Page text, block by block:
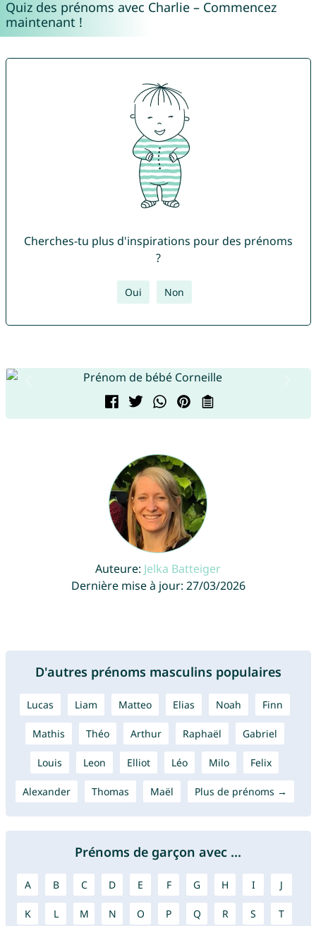
Quiz des prénoms avec Charlie – Commencez
maintenant !
Cherches-tu plus d'inspirations pour des prénoms
?
Oui Non
Auteure: Jelka Batteiger
Dernière mise à jour: 27/03/2026
D'autres prénoms masculins populaires
Lucas Liam Matteo Elias Noah Finn
Mathis Théo Arthur Raphaël Gabriel
Louis Leon Elliot Léo Milo Felix
Alexander Thomas Maël Plus de prénoms →
Prénoms de garçon avec ...
A B C D E F G H I J
K L M N O P Q R S T